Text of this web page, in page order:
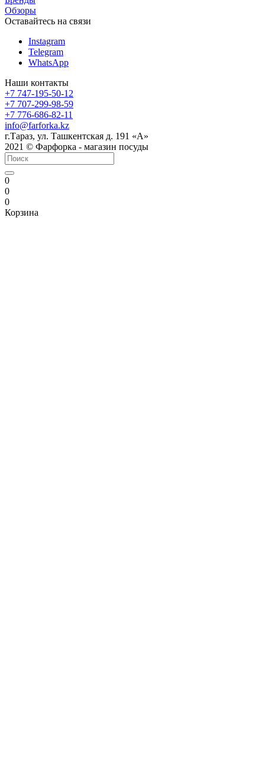
Обзоры
Оставайтесь на связи
Instagram
Telegram
WhatsApp
Наши контакты
+7 747-195-50-12
+7 707-299-98-59
+7 776-686-82-11
info@farforka.kz
г.Тараз, ул. Ташкентская д. 191 «А»
2021 © Фарфорка - магазин посуды
0
0
0
Корзина